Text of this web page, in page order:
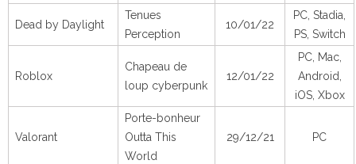
Dead by Daylight
Tenues
Perception
10/01/22
PC, Stadia,
PS, Switch
Roblox
Chapeau de
loup cyberpunk
12/01/22
PC, Mac,
Android,
iOS, Xbox
Valorant
Porte-bonheur
Outta This
World
29/12/21 PC